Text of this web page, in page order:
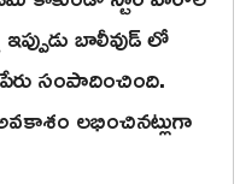
బాలీవుడ్ లో
సంపాదించింది.
లభించినట్లుగా